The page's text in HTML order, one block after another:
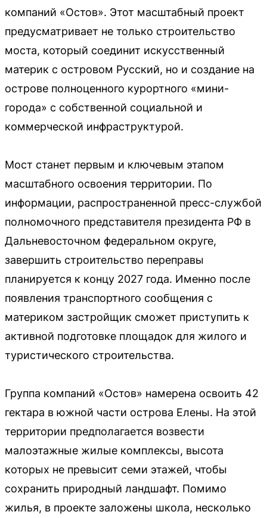
компаний «Остов». Этот масштабный проект
предусматривает не только строительство
моста, который соединит искусственный
материк с островом Русский, но и создание на
острове полноценного курортного «мини-
города» с собственной социальной и
коммерческой инфраструктурой.
Мост станет первым и ключевым этапом
масштабного освоения территории. По
информации, распространенной пресс-службой
полномочного представителя президента РФ в
Дальневосточном федеральном округе,
завершить строительство переправы
планируется к концу 2027 года. Именно после
появления транспортного сообщения с
материком застройщик сможет приступить к
активной подготовке площадок для жилого и
туристического строительства.
Группа компаний «Остов» намерена освоить 42
гектара в южной части острова Елены. На этой
территории предполагается возвести
малоэтажные жилые комплексы, высота
которых не превысит семи этажей, чтобы
сохранить природный ландшафт. Помимо
жилья, в проекте заложены школа, несколько